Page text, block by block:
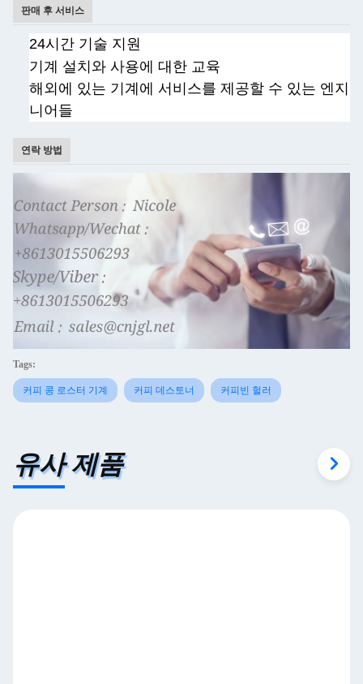
판매 후 서비스
24시간 기술 지원
기계 설치와 사용에 대한 교육
해외에 있는 기계에 서비스를 제공할 수 있는 엔지
니어들
연락 방법
Tags:
커피 콩 로스터 기계 커피 데스토너 커피빈 헐러
유사 제품